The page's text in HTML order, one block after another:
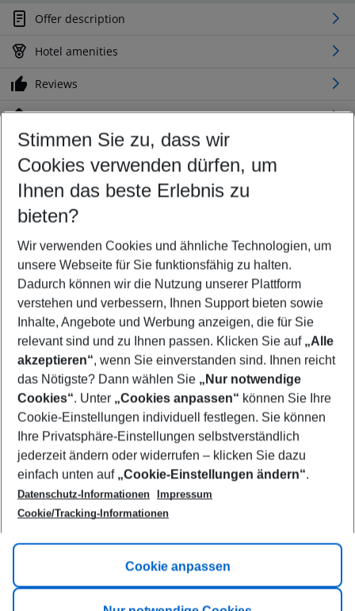
Offer description
Hotel amenities
Reviews
Location
Customize your offer
Find the perfect deal which suits your best
Your departure airport
Any airport
Select your date range
09/08/26–07/08/27 5-8 nights
Who will travel
2 adults No children
Show more filter
Footer
Footer navigation
Title A
Link A
Stimmen Sie zu, dass wir
Cookies verwenden dürfen, um
Ihnen das beste Erlebnis zu
bieten?
Wir verwenden Cookies und ähnliche Technologien, um
unsere Webseite für Sie funktionsfähig zu halten.
Dadurch können wir die Nutzung unserer Plattform
verstehen und verbessern, Ihnen Support bieten sowie
Inhalte, Angebote und Werbung anzeigen, die für Sie
relevant sind und zu Ihnen passen. Klicken Sie auf „Alle
akzeptieren“, wenn Sie einverstanden sind. Ihnen reicht
das Nötigste? Dann wählen Sie „Nur notwendige
Cookies“. Unter „Cookies anpassen“ können Sie Ihre
Cookie-Einstellungen individuell festlegen. Sie können
Ihre Privatsphäre-Einstellungen selbstverständlich
jederzeit ändern oder widerrufen – klicken Sie dazu
einfach unten auf „Cookie-Einstellungen ändern“.
Datenschutz-Informationen
Impressum
Cookie/Tracking-Informationen
Cookie anpassen